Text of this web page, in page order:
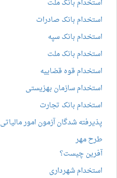
استخدام بانک ملت
استخدام بانک صادرات
استخدام بانک سپه
استخدام بانک ملت
استخدام قوه قضاییه
استخدام سازمان بهزیستی
استخدام بانک تجارت
پذیرفته شدگان آزمون امور مالیاتی
طرح مهر
آفرین چیست؟
استخدام شهرداری